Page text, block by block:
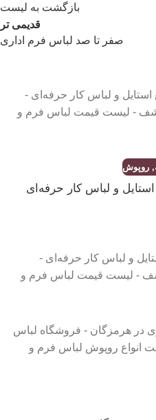
بازگشت به لیست
قدیمی تر
صفر تا صد لباس فرم اداری
, روپوش
و لباس کار حرفه‌ای
و لباس کار حرفه‌ای -
- لیست قیمت لباس فرم و